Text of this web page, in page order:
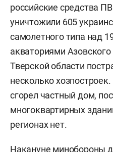
российские средства
уничтожили 605
самолетного типа над
акваториями
Тверской области
несколько
сгорел частный дом,
многоквартирных
регионах нет.
Накануне минобороны